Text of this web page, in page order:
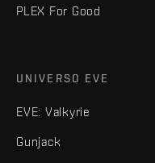
PLEX For Good
UNIVERSO EVE
EVE: Valkyrie
Gunjack